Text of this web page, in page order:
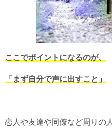
ここでポイントになるのが、
「まず自分で声に出すこと」
恋人や友達や同僚など周りの人